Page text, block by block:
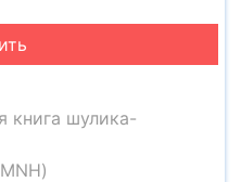
книга шулика-